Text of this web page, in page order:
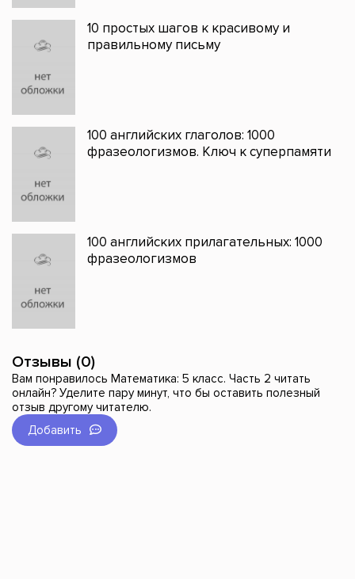
10 простых шагов к красивому и
правильному письму
100 английских глаголов: 1000
фразеологизмов. Ключ к суперпамяти
100 английских прилагательных: 1000
фразеологизмов
Отзывы (0)
Вам понравилось Математика: 5 класс. Часть 2 читать
онлайн? Уделите пару минут, что бы оставить полезный
отзыв другому читателю.
Добавить